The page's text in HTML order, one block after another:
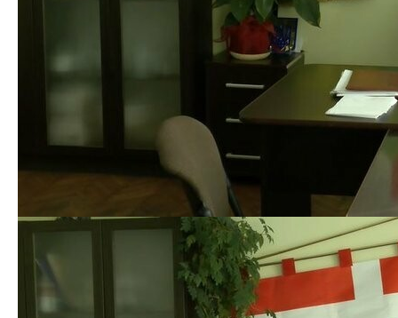
Історія будинку сімейного типу
Колишній будинок побуту розташований у Ківерцях
за адресою Соборності, 19. З 1996-го приміщення в
користуванні місцевої жительки Джаніни Череп, яка
разом з чоловіком створила будинок сімейного типу
і виховувала тут дітей.
Загалом за час існування будинку сімейного типу
Джаніна Череп виховала 23 дітей з притулків та
інтернатів. Усі вони вже — повнолітні. Частина з них
отримала майно у спадок, частину житлом